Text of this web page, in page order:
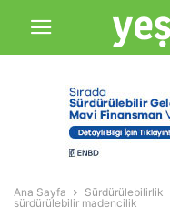
Ana Sayfa Sürdürülebilirlik
sürdürülebilir madencilik